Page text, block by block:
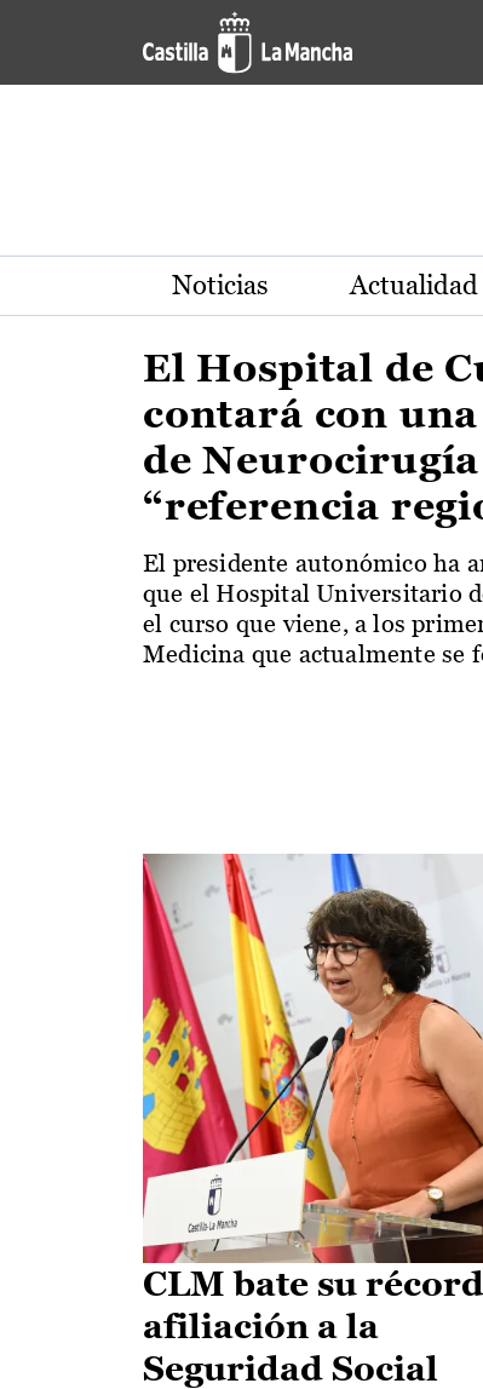
Pasar al contenido principal
Actualidad de la región
Noticias Actualidad
El Hospital de
contará con
de
“referencia
El presidente autonómico ha
que el Hospital Universitario
el curso que viene, a los
Medicina que actualmente se
CLM bate su
afiliación a la
Seguridad Social